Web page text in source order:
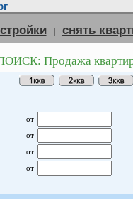
| снять
Продажа
от
от
от
от